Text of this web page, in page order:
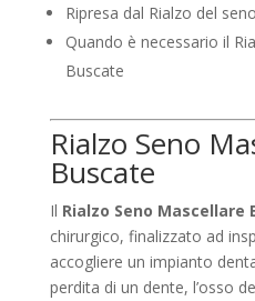
Ripresa dal Rialzo del
Quando è necessario il
Buscate
Rialzo Seno
Buscate
Il Rialzo Seno Mascellare
chirurgico, finalizzato ad
accogliere un impianto
perdita di un dente, l’osso